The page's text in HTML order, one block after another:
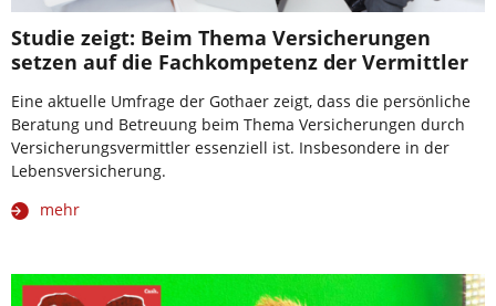
Studie zeigt: Beim Thema Versicherungen
setzen auf die Fachkompetenz der Vermittler
Eine aktuelle Umfrage der Gothaer zeigt, dass die persönliche
Beratung und Betreuung beim Thema Versicherungen durch
Versicherungsvermittler essenziell ist. Insbesondere in der
Lebensversicherung.
mehr